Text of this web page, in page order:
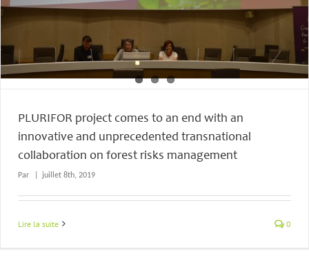
PLURIFOR project comes to an end with an
innovative and unprecedented transnational
collaboration on forest risks management
Par juillet 8th, 2019
Lire la suite 0